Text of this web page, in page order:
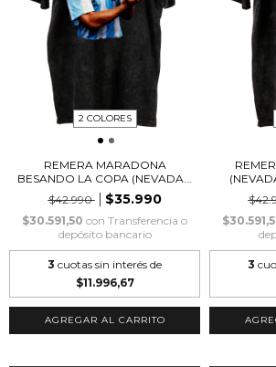
2 COLORES
REMERA MARADONA
BESANDO LA COPA (NEVADA...
$42.990
$35.990
$30.591,50 con Transferencia o
depósito bancario
3 cuotas sin interés de
$11.996,67
AGREGAR AL CARRITO
3